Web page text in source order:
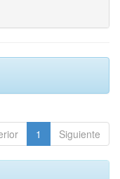
1 Siguiente